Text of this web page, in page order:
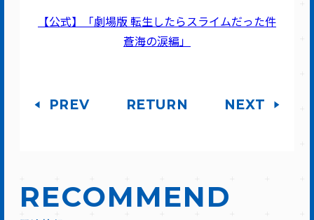
【公式】「劇場版 転生したらスライムだった件
蒼海の涙編」
PREV RETURN NEXT
RECOMMEND